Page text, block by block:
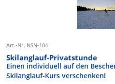
Art.-Nr. NSN-104
Skilanglauf-Privatstunde
Einen individuell auf den
Skilanglauf-Kurs verschenken!